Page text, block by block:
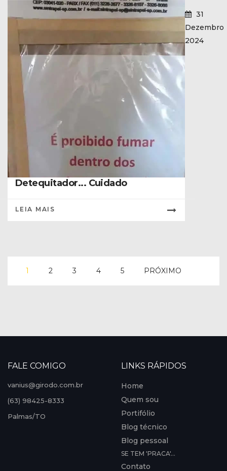
31
Dezembro
2024
Detequitador... Cuidado
LEIA MAIS
1 2 3 4 5 PRÓXIMO
FALE COMIGO
vanius@girodo.com.br
(63) 98425-8333
Palmas/TO
LINKS RÁPIDOS
Home
Quem sou
Portifólio
Blog técnico
Blog pessoal
SE TEM 'PRACA'...
Contato